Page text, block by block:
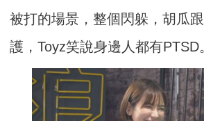
被打的場景，整個閃躲，胡瓜
護，Toyz笑說身邊人都有PTSD